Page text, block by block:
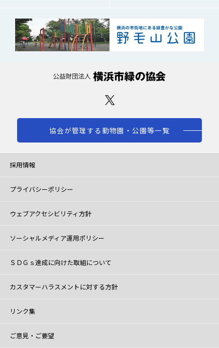
協会が管理する動物園・公園等一覧
採用情報
プライバシーポリシー
ウェブアクセシビリティ方針
ソーシャルメディア運用ポリシー
ＳＤＧｓ達成に向けた取組について
カスタマーハラスメントに対する方針
リンク集
ご意見・ご要望